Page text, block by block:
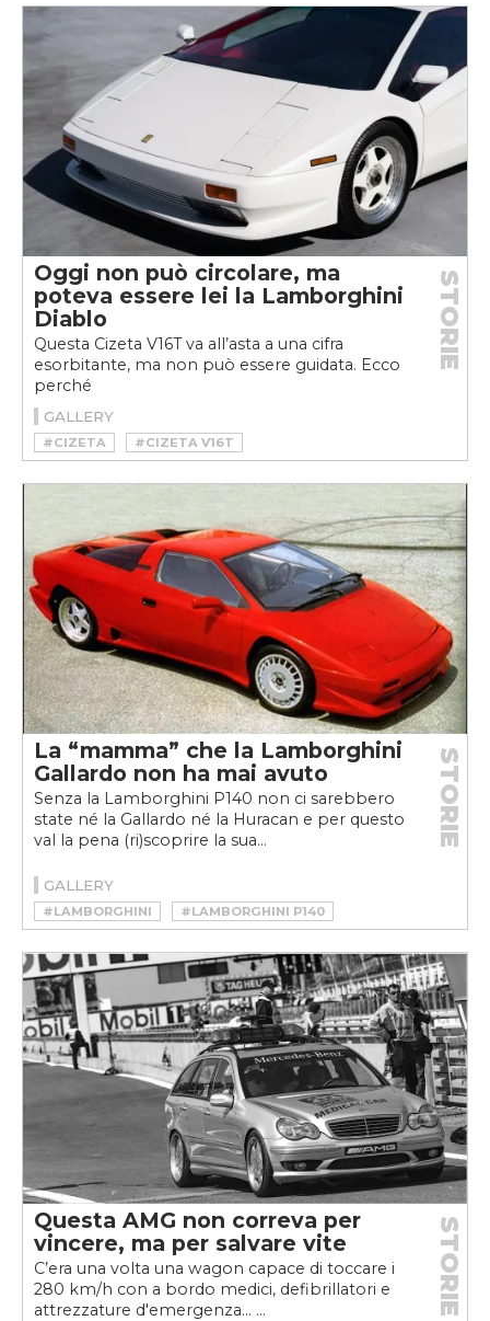
Oggi non può circolare, ma
poteva essere lei la Lamborghini
Diablo
Questa Cizeta V16T va all’asta a una cifra
esorbitante, ma non può essere guidata. Ecco
perché
STORIE
GALLERY
#CIZETA
#CIZETA V16T
#CIZETA-MORODER V16T
La “mamma” che la Lamborghini
Gallardo non ha mai avuto
Senza la Lamborghini P140 non ci sarebbero
state né la Gallardo né la Huracan e per questo
val la pena (ri)scoprire la sua...
STORIE
GALLERY
#LAMBORGHINI #LAMBORGHINI P140
Questa AMG non correva per
vincere, ma per salvare vite
C’era una volta una wagon capace di toccare i
280 km/h con a bordo medici, defibrillatori e
attrezzature d'emergenza... ...
STORIE